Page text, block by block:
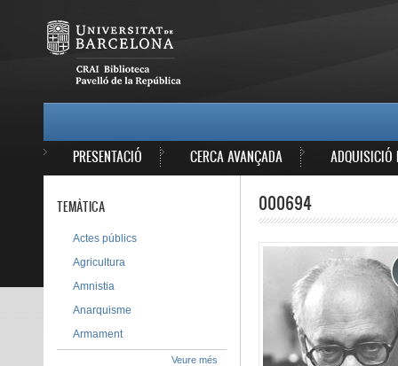
PRESENTACIÓ CERCA AVANÇADA ADQUISICIÓ
000694
TEMÀTICA
Actes públics
Agricultura
Amnistia
Anarquisme
Armament
Veure més